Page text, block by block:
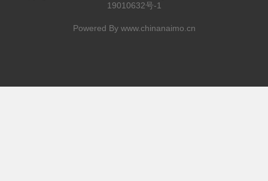
19010632号-1
Powered By www.chinanaimo.cn